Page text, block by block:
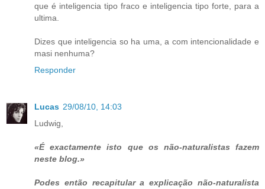
que é inteligencia tipo fraco e inteligencia tipo forte, para a
ultima.
Dizes que inteligencia so ha uma, a com intencionalidade e
masi nenhuma?
Responder
Lucas 29/08/10, 14:03
Ludwig,
«É exactamente isto que os não-naturalistas fazem
neste blog.»
Podes então recapitular a explicação não-naturalista